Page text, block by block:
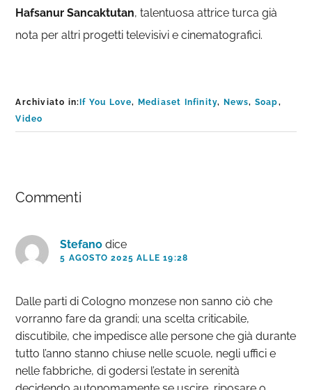
Hafsanur Sancaktutan, talentuosa attrice turca già
nota per altri progetti televisivi e cinematografici.
Archiviato in:If You Love, Mediaset Infinity, News, Soap,
Video
del
lettore
Commenti
Stefano dice
5 AGOSTO 2025 ALLE 19:28
Dalle parti di Cologno monzese non sanno ciò che
vorranno fare da grandi; una scelta criticabile,
discutibile, che impedisce alle persone che già durante
tutto l’anno stanno chiuse nelle scuole, negli uffici e
nelle fabbriche, di godersi l’estate in serenità